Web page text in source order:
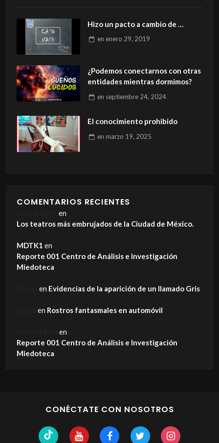
Hizo un pacto a cambio de …
en enero 29, 2019
¿Podemos conectarnos con otras
entidades mientras dormimos?
en septiembre 24, 2024
El conocimiento prohibido
en marzo 19, 2025
COMENTARIOS RECIENTES
en
Los teatros más embrujados de la Ciudad de México.
MDTK1 en
Reporte 001 Centro de Análisis e Investigación
Miedoteca
en Evidencias de la aparición de un llamado Gris
en Rostros fantasmales en automóvil
en
Reporte 001 Centro de Análisis e Investigación
Miedoteca
CONÉCTATE CON NOSOTROS